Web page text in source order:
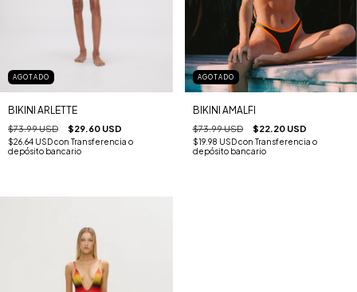
AGOTADO
BIKINI ARLETTE
$73.99 USD $29.60 USD
$26.64 USDcon Transferencia o
depósito bancario
AGOTADO
BIKINI AMALFI
$73.99 USD $22.20 USD
$19.98 USDcon Transferencia o
depósito bancario